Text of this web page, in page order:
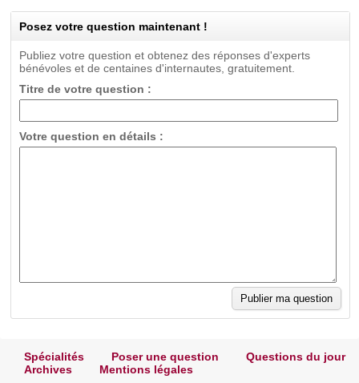
Posez votre question maintenant !
Publiez votre question et obtenez des réponses d'experts
bénévoles et de centaines d'internautes, gratuitement.
Titre de votre question :
Votre question en détails :
Spécialités Poser une question
Questions du jour
Archives
Mentions légales